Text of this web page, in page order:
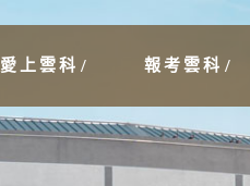
愛上雲科 報考雲科